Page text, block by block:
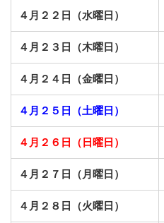
４月２２日（水曜日）
４月２３日（木曜日）
４月２４日（金曜日）
４月２５日（土曜日）
４月２６日（日曜日）
４月２７日（月曜日）
４月２８日（火曜日）